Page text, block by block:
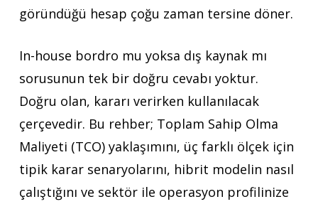
göründüğü hesap çoğu zaman tersine döner.
In-house bordro mu yoksa dış kaynak mı
sorusunun tek bir doğru cevabı yoktur.
Doğru olan, kararı verirken kullanılacak
çerçevedir. Bu rehber; Toplam Sahip Olma
Maliyeti (TCO) yaklaşımını, üç farklı ölçek için
tipik karar senaryolarını, hibrit modelin nasıl
çalıştığını ve sektör ile operasyon profilinize